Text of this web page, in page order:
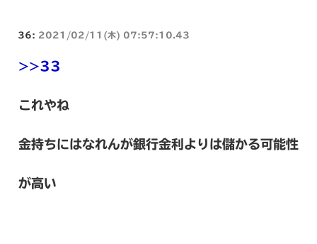
36: 2021/02/11(木) 07:57:10.43
>>33
これやね
金持ちにはなれんが銀行金利よりは儲かる可能性
が高い